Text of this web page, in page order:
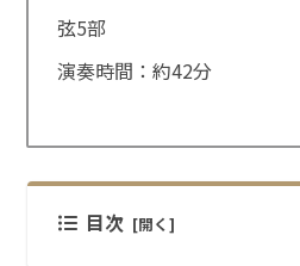
弦5部
演奏時間：約42分
目次